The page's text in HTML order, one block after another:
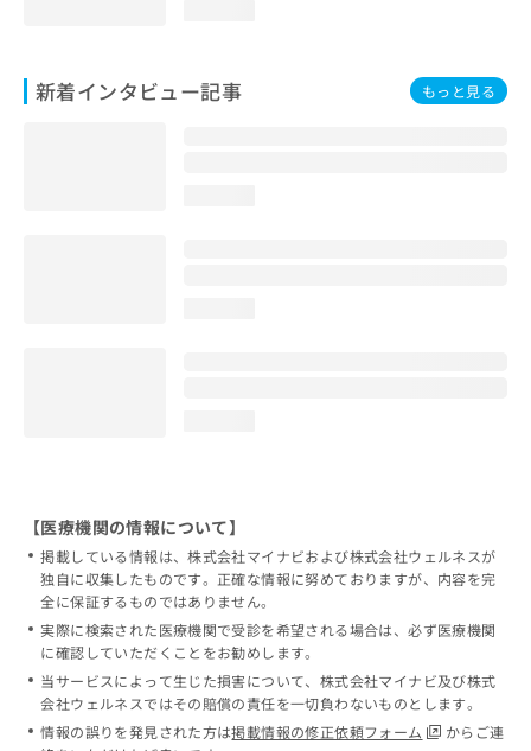
新着インタビュー記事 もっと見る
【医療機関の情報について】
掲載している情報は、株式会社マイナビおよび株式会社ウェルネスが
独自に収集したものです。正確な情報に努めておりますが、内容を完
全に保証するものではありません。
実際に検索された医療機関で受診を希望される場合は、必ず医療機関
に確認していただくことをお勧めします。
当サービスによって生じた損害について、株式会社マイナビ及び株式
会社ウェルネスではその賠償の責任を一切負わないものとします。
情報の誤りを発見された方は掲載情報の修正依頼フォーム
からご連